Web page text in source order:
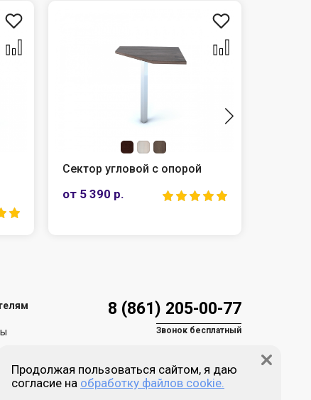
Сектор угловой с опорой
от 5 390 р.
доставка
и возврат
8 (861) 205-00-77
Звонок бесплатный
Пн-пт 9:00 - 18:00
Продолжая пользоваться сайтом, я даю
согласие на обработку файлов cookie.